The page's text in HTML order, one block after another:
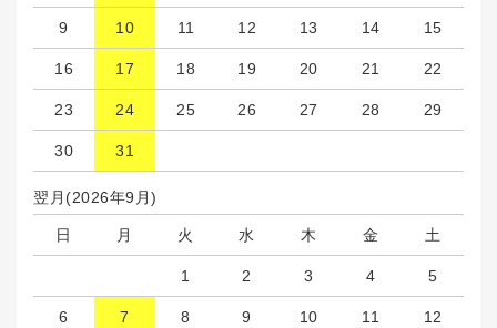
9 10 11 12 13 14 15
16 17 18 19 20 21 22
23 24 25 26 27 28 29
30 31
翌月(2026年9月)
日 月 火 水 木 金 土
1 2 3 4 5
6 7 8 9 10 11 12